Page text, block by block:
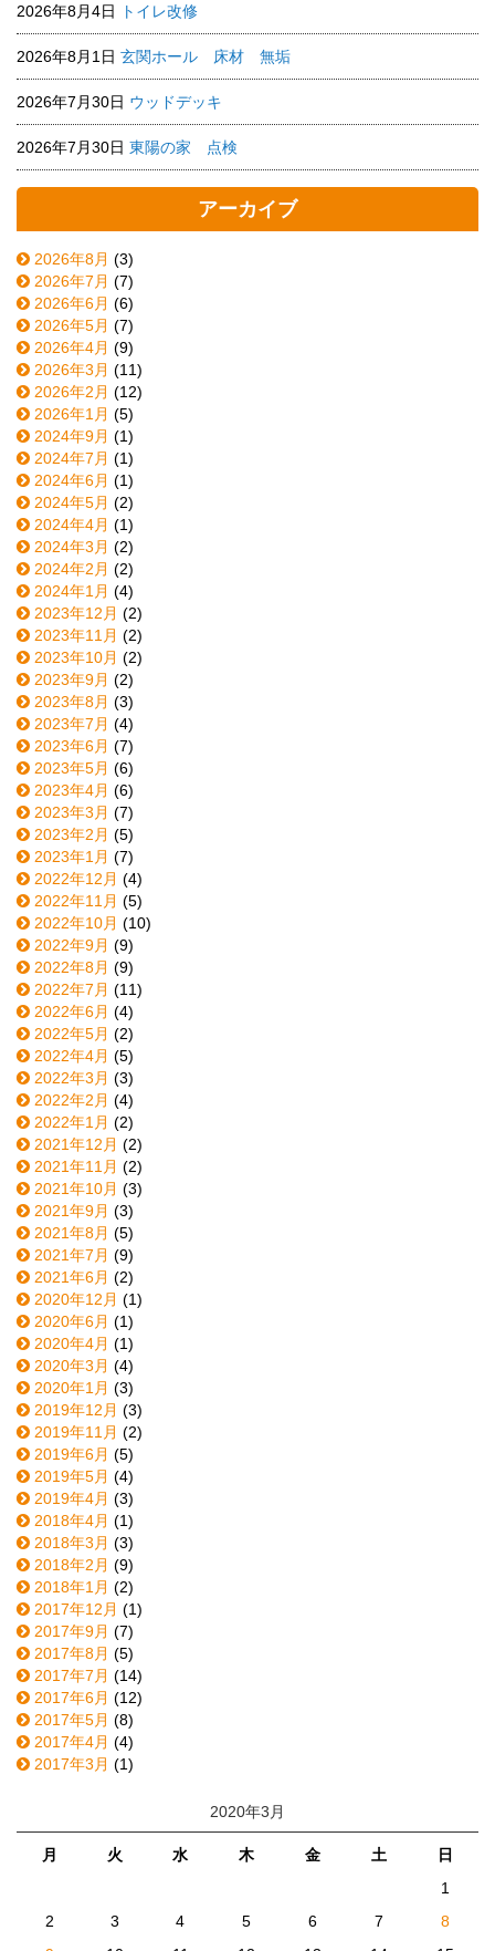
2026年8月4日 トイレ改修
2026年8月1日 玄関ホール 床材 無垢
2026年7月30日 ウッドデッキ
2026年7月30日 東陽の家 点検
アーカイブ
2026年8月 (3)
2026年7月 (7)
2026年6月 (6)
2026年5月 (7)
2026年4月 (9)
2026年3月 (11)
2026年2月 (12)
2026年1月 (5)
2024年9月 (1)
2024年7月 (1)
2024年6月 (1)
2024年5月 (2)
2024年4月 (1)
2024年3月 (2)
2024年2月 (2)
2024年1月 (4)
2023年12月 (2)
2023年11月 (2)
2023年10月 (2)
2023年9月 (2)
2023年8月 (3)
2023年7月 (4)
2023年6月 (7)
2023年5月 (6)
2023年4月 (6)
2023年3月 (7)
2023年2月 (5)
2023年1月 (7)
2022年12月 (4)
2022年11月 (5)
2022年10月 (10)
2022年9月 (9)
2022年8月 (9)
2022年7月 (11)
2022年6月 (4)
2022年5月 (2)
2022年4月 (5)
2022年3月 (3)
2022年2月 (4)
2022年1月 (2)
2021年12月 (2)
2021年11月 (2)
2021年10月 (3)
2021年9月 (3)
2021年8月 (5)
2021年7月 (9)
2021年6月 (2)
2020年12月 (1)
2020年6月 (1)
2020年4月 (1)
2020年3月 (4)
2020年1月 (3)
2019年12月 (3)
2019年11月 (2)
2019年6月 (5)
2019年5月 (4)
2019年4月 (3)
2018年4月 (1)
2018年3月 (3)
2018年2月 (9)
2018年1月 (2)
2017年12月 (1)
2017年9月 (7)
2017年8月 (5)
2017年7月 (14)
2017年6月 (12)
2017年5月 (8)
2017年4月 (4)
2017年3月 (1)
2020年3月
月 火 水 木 金 土
日
1
2
3 4 5 6 7
8